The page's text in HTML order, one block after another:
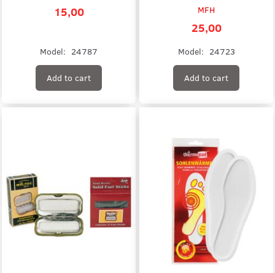
15,00
Model: 24787
Add to cart
MFH
25,00
Model: 24723
Add to cart